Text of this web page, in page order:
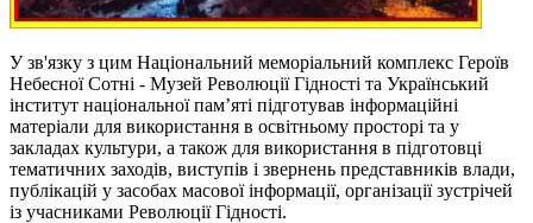
У зв'язку з цим Національний меморіальний комплекс Героїв
Небесної Сотні - Музей Революції Гідності та Український
інститут національної пам’яті підготував інформаційні
матеріали для використання в освітньому просторі та у
закладах культури, а також для використання в підготовці
тематичних заходів, виступів і звернень представників влади,
публікацій у засобах масової інформації, організації зустрічей
із учасниками Революції Гідності.